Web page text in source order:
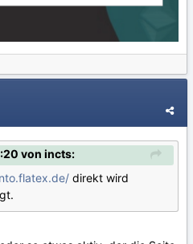
von incts:
direkt wird